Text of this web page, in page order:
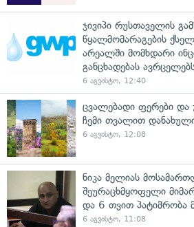
ჯივიპი რუსთაველის
წყალმომარაგების
არეალში მომხდარი
განცხადებას
6 აგვისტო, 12:40
ცვალებადი ფერები
ჩემი თვალით
6 აგვისტო, 12:08
ნიკა მელიას
შეურაცხმყოფელი
და 6 თვით პატიმრობა
6 აგვისტო, 11:08